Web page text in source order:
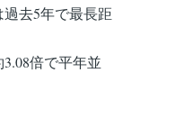
去5年で最長距
倍で平年並